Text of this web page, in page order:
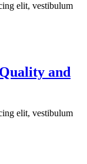
elit, vestibulum
and
elit, vestibulum